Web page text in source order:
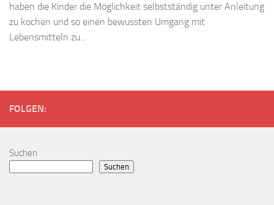
haben die Kinder die Möglichkeit selbstständig unter Anleitung
zu kochen und so einen bewussten Umgang mit
Lebensmitteln zu...
FOLGEN:
Suchen
Suchen